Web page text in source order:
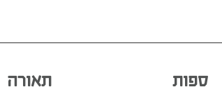
ספות תאורה